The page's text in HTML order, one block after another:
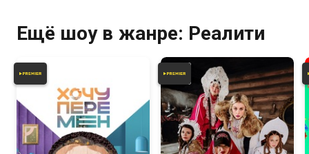
Ещё шоу в жанре: Реалити